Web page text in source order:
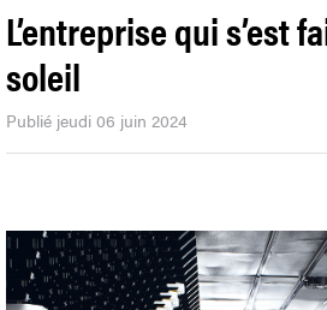
L’entreprise qui s’est
soleil
Publié jeudi 06 juin 2024